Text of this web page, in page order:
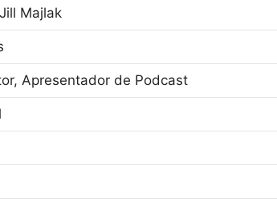
Majlak
Apresentador de Podcast